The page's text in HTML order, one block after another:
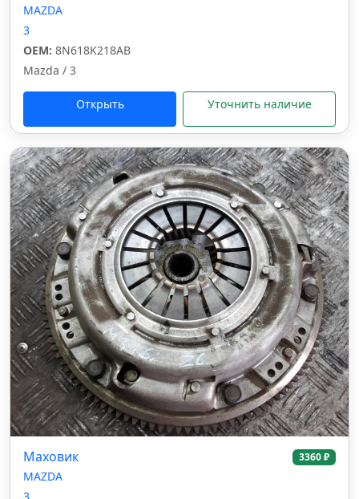
MAZDA
3
OEM: 8N618K218AB
Mazda / 3
Открыть Уточнить наличие
Маховик 3360 ₽
MAZDA